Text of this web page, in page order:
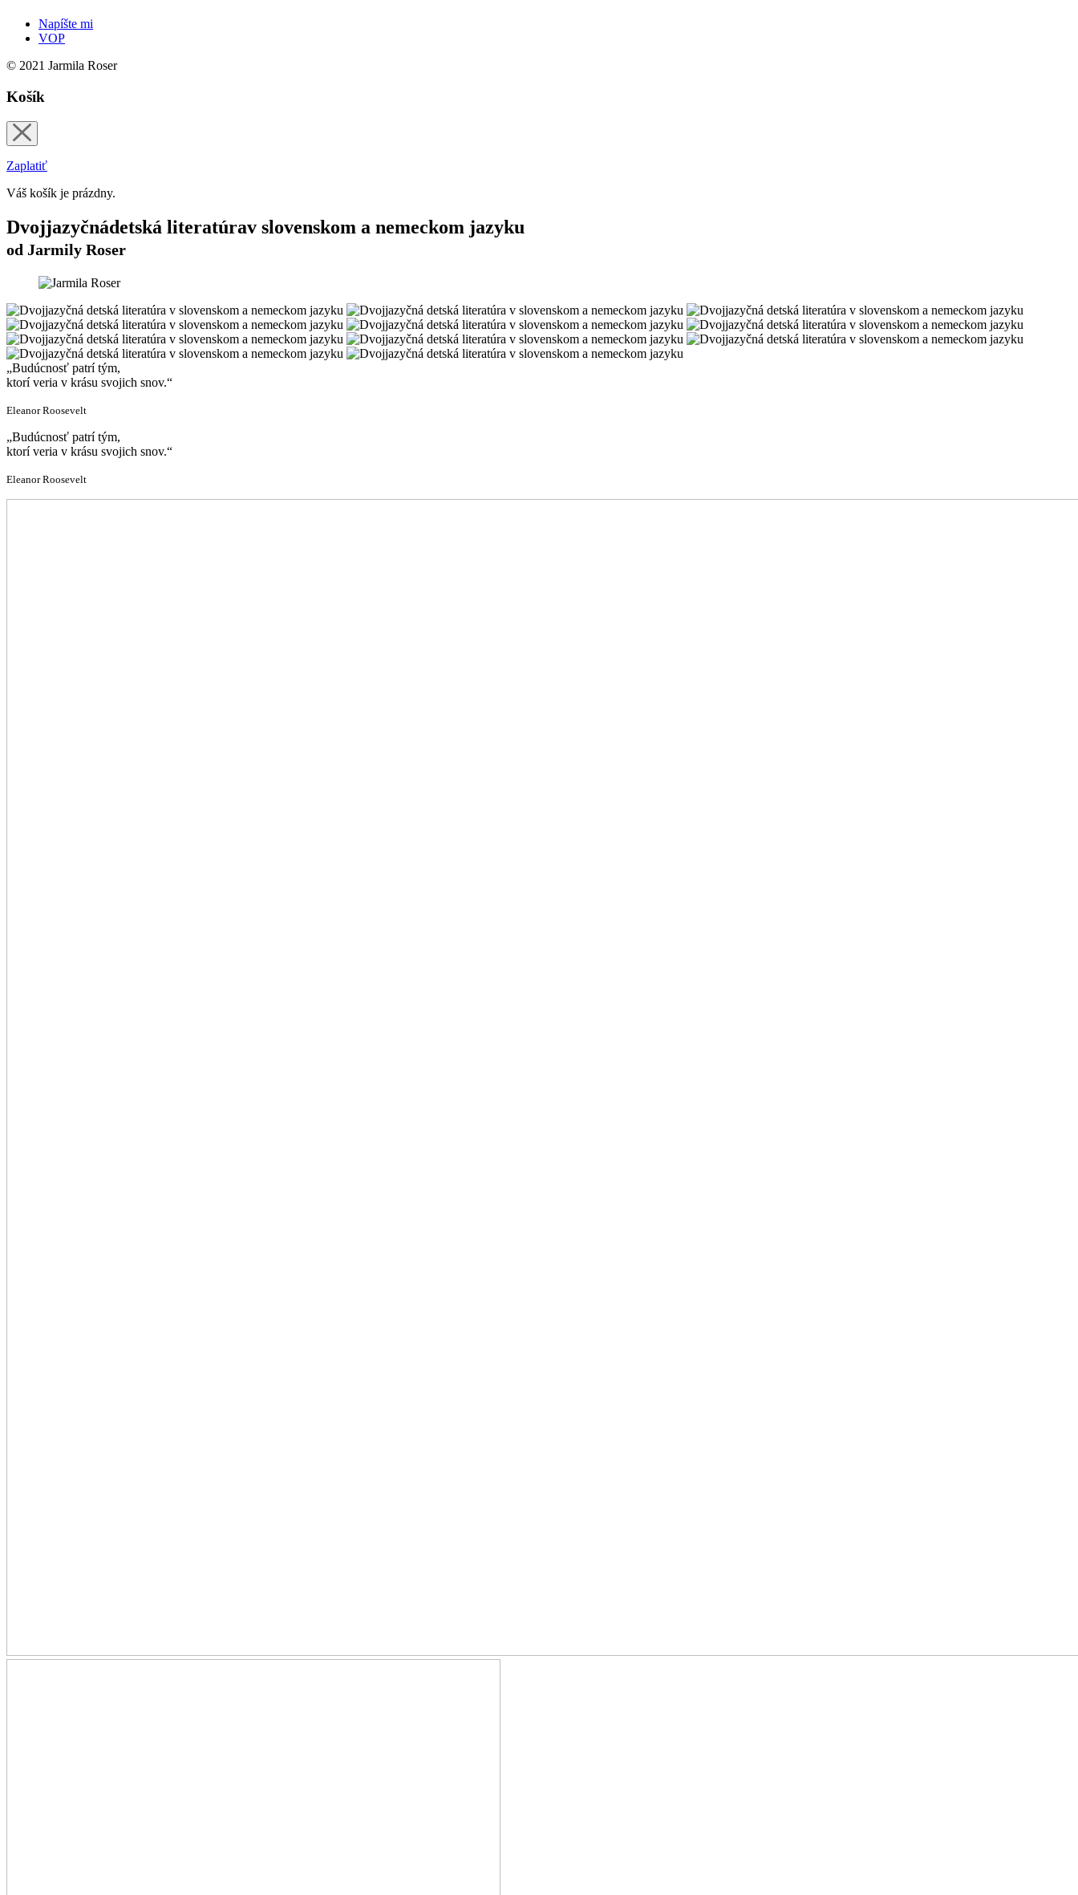
Napíšte mi
VOP
© 2021 Jarmila Roser
Košík
Zaplatiť
Váš košík je prázdny.
Dvojjazyčnádetská literatúrav slovenskom a nemeckom jazyku
od Jarmily Roser
Budúcnosť patrí tým,
ktorí veria v krásu svojich snov.
Eleanor Roosevelt
Budúcnosť patrí tým,
ktorí veria v krásu svojich snov.
Eleanor Roosevelt